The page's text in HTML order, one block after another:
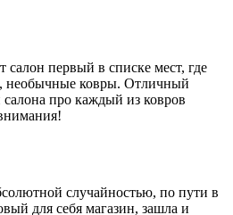
салон первый в списке мест, где
необычные ковры. Отличный
салона про каждый из ковров
случайностью, по пути в
для себя магазин, зашла и